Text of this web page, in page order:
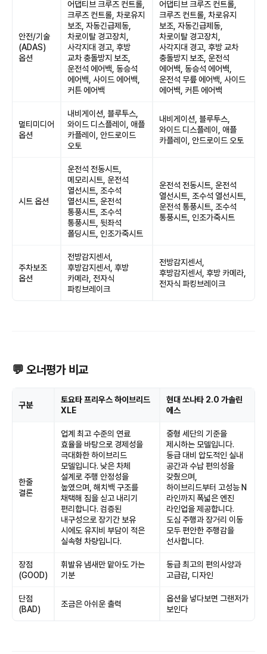
안전/기술
(ADAS)
옵션
어댑티브 크루즈 컨트롤,
크루즈 컨트롤, 차로유지
보조, 자동긴급제동,
차로이탈 경고장치,
사각지대 경고, 후방
교차 충돌방지 보조,
운전석 에어백, 동승석
에어백, 사이드 에어백,
커튼 에어백
어댑티브 크루즈 컨트롤,
크루즈 컨트롤, 차로유지
보조, 자동긴급제동,
차로이탈 경고장치,
사각지대 경고, 후방 교차
충돌방지 보조, 운전석
에어백, 동승석 에어백,
운전석 무릎 에어백, 사이드
에어백, 커튼 에어백
멀티미디어
옵션
내비게이션, 블루투스,
와이드 디스플레이, 애플
카플레이, 안드로이드
오토
내비게이션, 블루투스,
와이드 디스플레이, 애플
카플레이, 안드로이드 오토
시트 옵션
운전석 전동시트,
메모리시트, 운전석
열선시트, 조수석
열선시트, 운전석
통풍시트, 조수석
통풍시트, 뒷좌석
폴딩시트, 인조가죽시트
운전석 전동시트, 운전석
열선시트, 조수석 열선시트,
운전석 통풍시트, 조수석
통풍시트, 인조가죽시트
주차보조
옵션
전방감지센서,
후방감지센서, 후방
카메라, 전자식
파킹브레이크
전방감지센서,
후방감지센서, 후방 카메라,
전자식 파킹브레이크
💬 오너평가 비교
구분
토요타 프리우스 하이브리드
XLE
현대 쏘나타 2.0 가솔린
에스
한줄
결론
업계 최고 수준의 연료
효율을 바탕으로 경제성을
극대화한 하이브리드
모델입니다. 낮은 차체
설계로 주행 안정성을
높였으며, 해치백 구조를
채택해 짐을 싣고 내리기
편리합니다. 검증된
내구성으로 장기간 보유
시에도 유지비 부담이 적은
실속형 차량입니다.
중형 세단의 기준을
제시하는 모델입니다.
동급 대비 압도적인 실내
공간과 수납 편의성을
갖췄으며,
하이브리드부터 고성능 N
라인까지 폭넓은 엔진
라인업을 제공합니다.
도심 주행과 장거리 이동
모두 편안한 주행감을
선사합니다.
장점
(GOOD)
휘발유 냄새만 맡아도 가는
기분
동급 최고의 편의사양과
고급감, 디자인
단점
(BAD)
조금은 아쉬운 출력
옵션을 넣다보면 그랜저가
보인다